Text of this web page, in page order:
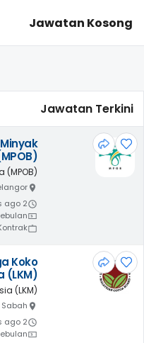
Jawatan Kosong
Dimana
Jawatan Terkini
2 months ago
Koko
(LKM)
(LKM)
2 months ago